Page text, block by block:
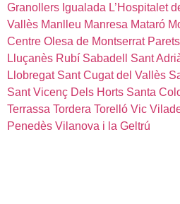
Granollers Igualada L’Hospitalet
Vallès Manlleu Manresa Mataró
Centre Olesa de Montserrat
Lluçanès Rubí Sabadell Sant
Llobregat Sant Cugat del Vallès
Sant Vicenç Dels Horts Santa
Terrassa Tordera Torelló Vic
Penedès Vilanova i la Geltrú